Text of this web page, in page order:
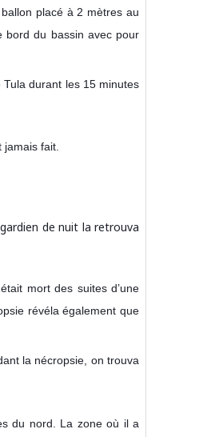
placé à 2 mètres au
bord du bassin avec pour
durant les 15 minutes
fait.
de nuit la retrouva
mort des suites d’une
révéla également que
la nécropsie, on trouva
du nord. La zone où il a